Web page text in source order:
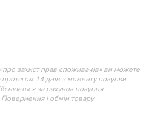
захист прав споживачів» ви можете
14 днів з моменту покупки.
за рахунок покупця.
Повернення і обмін товару